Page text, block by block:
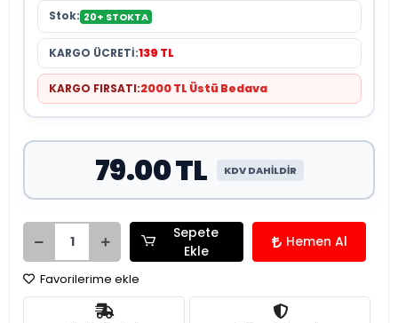
Stok: 20+ STOKTA
KARGO ÜCRETİ:139 TL
KARGO FIRSATI:2000 TL Üstü Bedava
79.00 TL KDV DAHİLDİR
Sepete
Ekle
Hemen Al
Favorilerime ekle